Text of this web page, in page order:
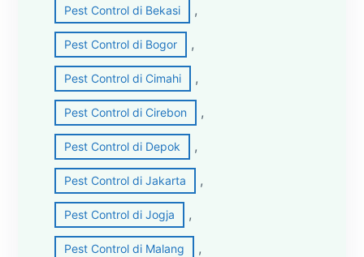
Pest Control di Bekasi ,
Pest Control di Bogor ,
Pest Control di Cimahi ,
Pest Control di Cirebon ,
Pest Control di Depok ,
Pest Control di Jakarta ,
Pest Control di Jogja ,
Pest Control di Malang ,